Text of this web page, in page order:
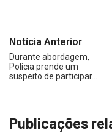
Notícia Anterior
Durante abordagem,
Polícia prende um
suspeito de participar…
Publicações